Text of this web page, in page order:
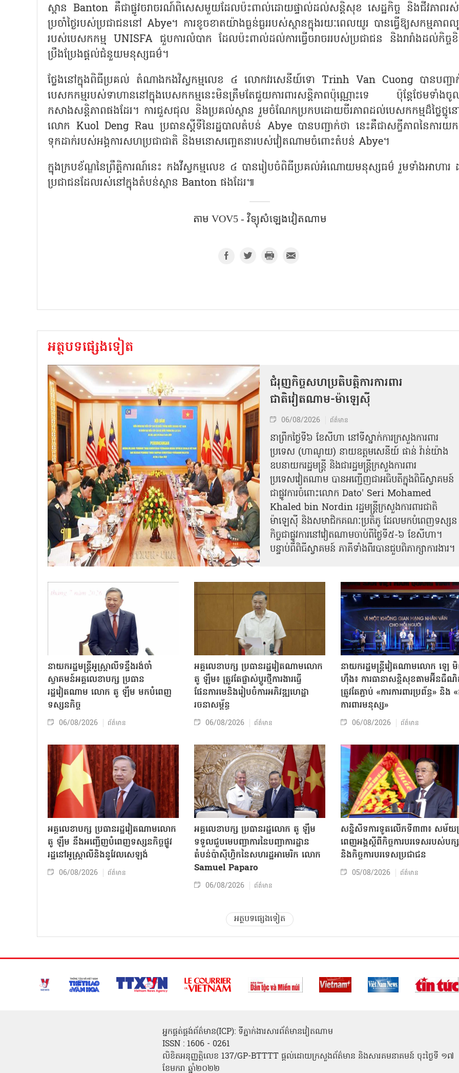
ស្ពាន Banton គឺជាផ្លូវចរាចរណ៍ពិសេសមួយដែលប៉ះពាល់ដោយផ្ទាល់ដល់សន្តិសុខ សេដ្ឋកិច្ច និងជីវភាពរ
ប្រចាំថ្ងៃរបស់ប្រជាជននៅ Abye។ ការខូចខាតយ៉ាងធ្ងន់ធ្ងររបស់ស្ពានក្នុងរយៈពេលយូរ បានធ្វើឱ្យសកម្មភាពល្
របស់បេសកកម្ម UNISFA ជួបការលំបាក ដែលប៉ះពាល់ដល់ការធ្វើចរាចររបស់ប្រជាជន និងរារាំងដល់កិច្ច
ប្រឹងប្រែងផ្តល់ជំនួយមនុស្សធម៌។
ថ្លែងនៅក្នុងពិធីប្រគល់ តំណាងកងវិស្វកម្មលេខ ៤ លោកវរសេនីយ៍ទោ Trinh Van Cuong បានបញ្ជា
បេសកកម្មរបស់ទាហាននៅក្នុងបេសកកម្មនេះមិនត្រឹមតែជួយការពារសន្តិភាពប៉ុណ្ណោះទេ ប៉ុន្តែថែមទាំងចូ
កសាងសន្តិភាពផងដែរ។ ការជួសជុល និងប្រគល់ស្ពាន រួមចំណែកប្រកបដោយចីរភាពដល់បេសកកម្មដ៏ថ្លៃថ្នូន
លោក Kuol Deng Rau ប្រធានស្តីទីនៃរដ្ឋបាលតំបន់ Abye បានបញ្ជាក់ថា នេះគឺជាសក្ខីភាពនៃការយក
ទុកដាក់របស់អង្គការសហប្រជាជាតិ និងមនោសញ្ចេតនារបស់វៀតណាមចំពោះតំបន់ Abye។
ក្នុងក្របខ័ណ្ឌនៃព្រឹត្តិការណ៍នេះ កងវីស្វកម្មលេខ ៤ បានរៀបចំពិធីប្រគល់អំណោយមនុស្សធម៌ រួមទាំងអាហា
ប្រជាជនដែលរស់នៅក្នុងតំបន់ស្ពាន Banton ផងដែរ៕
តាម​ VOV5​ - វិទ្យុសំឡេងវៀតណាម​
អត្ថបទផ្សេងទៀត
ជំរុញកិច្ចសហប្រតិបត្តិការការពារ
ជាតិវៀតណាម-ម៉ាឡេស៊ី
06/08/2026 ព័ត៌មាន
នា​ព្រឹកថ្ងៃទី៦ ខែសីហា នៅទីស្នាក់ការក្រសួងការពារ
ប្រទេស (ហាណូយ) នាយឧត្តមសេនីយ៍ ផាន់ វ៉ាន់យ៉ាង
ឧបនាយករដ្ឋមន្ត្រី និងជារដ្ឋមន្ត្រីក្រសួងការពារ
ប្រទេសវៀតណាម បានអញ្ជើញជាអធិបតីក្នុងពិធីស្វាគមន៍
ជាផ្លូវការ​ចំពោះលោក Dato' Seri Mohamed
Khaled bin Nordin រដ្ឋមន្ត្រីក្រសួងការពារជាតិ
ម៉ាឡេស៊ី និងសមាជិកគណៈប្រតិភូ ដែលមកបំពេញទស្សន
កិច្ចជាផ្លូវការនៅវៀតណាមចាប់ពីថ្ងៃទី៥-៦ ខែសីហា។
បន្ទាប់ពីពិធីស្វាគមន៍ ភាគីទាំងពីរបានជួបពិភាក្សាការងារ​។
នាយករដ្ឋមន្ត្រីអូស្ត្រាលីទន្ទឹងរង់ចាំ
ស្វាគមន៍អគ្គលេខាបក្ស ប្រធាន
រដ្ឋវៀតណាម លោក តូ ឡឹម មកបំពេញ
ទស្សនកិច្ច
06/08/2026 ព័ត៌មាន
អគ្គលេខាបក្ស ប្រធានរដ្ឋវៀតណាមលោក
តូ ឡឹម៖ ត្រូវតែផ្លាស់ប្ដូរថ្មីការងារធ្វើ
ផែនការមេនិងរៀបចំការអភិវឌ្ឍហេដ្ឋា
រចនាសម្ព័ន្ធ
06/08/2026 ព័ត៌មាន
នាយករដ្ឋមន្ត្រីវៀតណាមលោក ឡេ
ហ៊ឹង៖ ការធានាសន្តិសុខតាមអ៊ីនធឺ
ត្រូវតែភ្ជាប់ «ការការពារប្រព័ន្ធ» និង
ការពារមនុស្ស»
06/08/2026 ព័ត៌មាន
អគ្គលេខាបក្ស ប្រធានរដ្ឋវៀតណាមលោក
តូ ឡឹម នឹងអញ្ជើញបំពេញទស្សនកិច្ចផ្លូវ
រដ្ឋនៅអូស្ត្រាលីនិងនូវែលសេឡង់
06/08/2026 ព័ត៌មាន
អគ្គលេខាបក្ស ប្រធានរដ្ឋលោក តូ ឡឹម
ទទួលជួបមេបញ្ជាការនៃបញ្ជាការដ្ឋាន
តំបន់ប៉ាស៊ីហ្វិកនៃសហរដ្ឋអាមេរិក លោក
Samuel Paparo
06/08/2026 ព័ត៌មាន
សន្និសីទការទូតលើកទី៣៣៖ សម័យ
ពេញអង្គស្តីពីកិច្ច​ការបរទេសរបស់​បក្ស
និងកិច្ច​ការបរទេសប្រជាជន
05/08/2026 ព័ត៌មាន
អត្ថបទផ្សេងទៀត
អ្នកផ្គត់ផ្គង់ព័ត៌មាន(ICP): ទីភ្នាក់ងារសារព័ត៌មានវៀតណាម
ISSN : 1606 - 0261
លិខិតអនុញ្ញត្តិលេខ 137/GP-BTTTT ផ្តល់ដោយក្រសួងព័ត៌មាន និងសារគមនាគមន៍ ចុះថ្ងៃទី ១៧
ខែមករា ឆ្នាំ២០២២